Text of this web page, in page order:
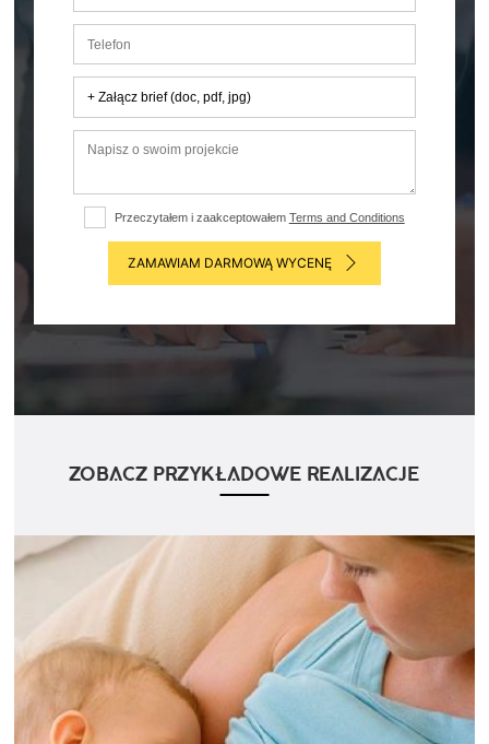
+ Załącz brief (doc, pdf, jpg)
Przeczytałem i zaakceptowałem Terms and Conditions
ZAMAWIAM DARMOWĄ WYCENĘ
ZOBACZ PRZYKŁADOWE REALIZACJE